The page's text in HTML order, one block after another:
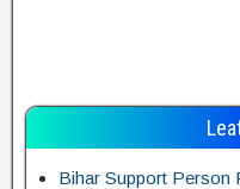
Bihar Support Person